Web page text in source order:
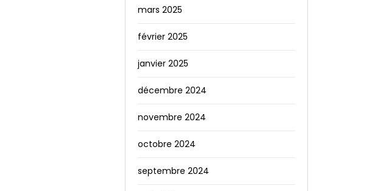
mars 2025
février 2025
janvier 2025
décembre 2024
novembre 2024
octobre 2024
septembre 2024